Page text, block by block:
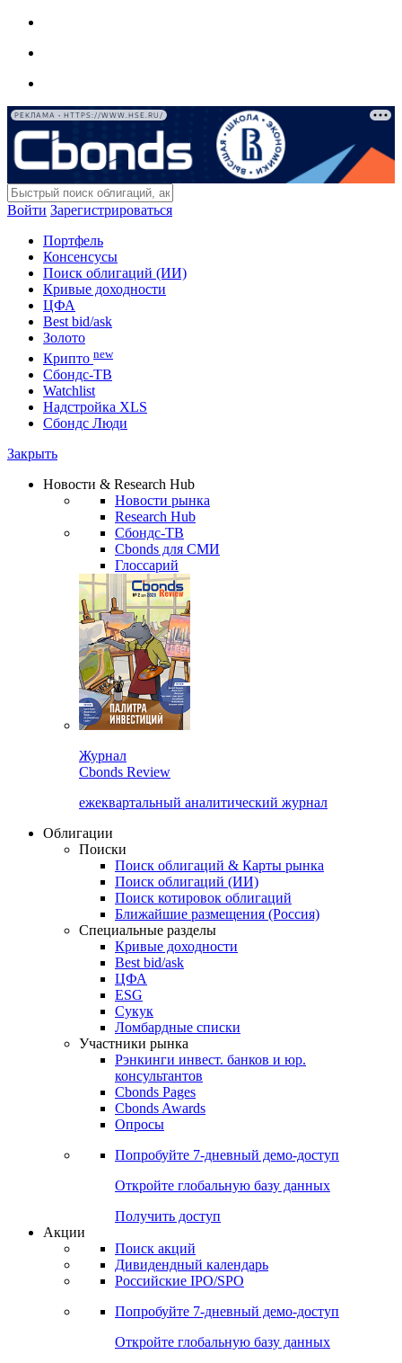
РЕКЛАМА • HTTPS://WWW.HSE.RU/
Войти Зарегистрироваться
Портфель
Консенсусы
Поиск облигаций (ИИ)
Кривые доходности
ЦФА
Best bid/ask
Золото
Крипто new
Сбондс-ТВ
Watchlist
Надстройка XLS
Сбондс Люди
Закрыть
Новости & Research Hub
Новости рынка
Research Hub
Сбондс-ТВ
Cbonds для СМИ
Глоссарий
Журнал
Cbonds Review
ежеквартальный аналитический журнал
Облигации
Поиски
Поиск облигаций & Карты рынка
Поиск облигаций (ИИ)
Поиск котировок облигаций
Ближайшие размещения (Россия)
Специальные разделы
Кривые доходности
Best bid/ask
ЦФА
ESG
Сукук
Ломбардные списки
Участники рынка
Рэнкинги инвест. банков и юр.
консультантов
Cbonds Pages
Cbonds Awards
Опросы
Попробуйте 7-дневный демо-доступ
Откройте глобальную базу данных
Получить доступ
Акции
Поиск акций
Дивидендный календарь
Российские IPO/SPO
Попробуйте 7-дневный демо-доступ
Откройте глобальную базу данных